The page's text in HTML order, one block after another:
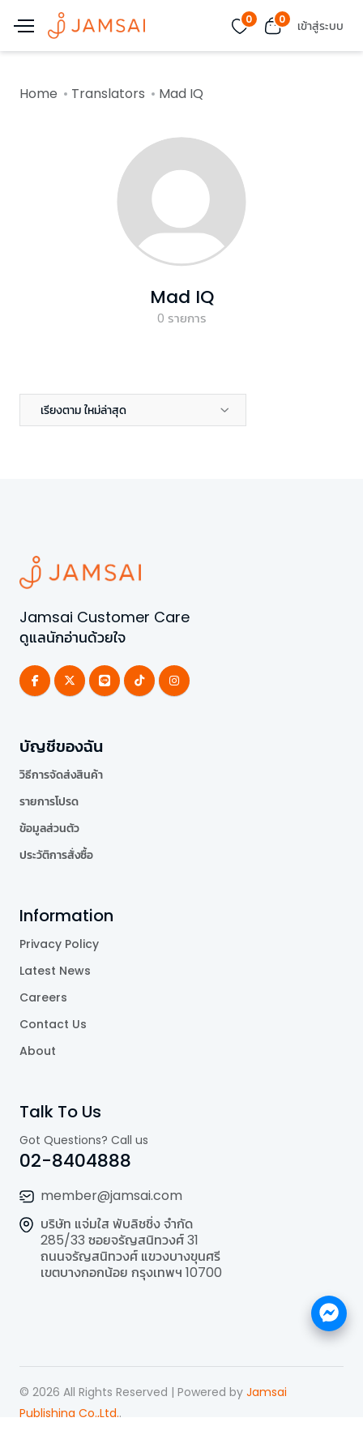
0 0 เข้าสู่ระบบ
Home Translators Mad IQ
Mad IQ
0 รายการ
เรียงตาม ใหม่ล่าสุด
Jamsai Customer Care
ดูแลนักอ่านด้วยใจ
บัญชีของฉัน
วิธีการจัดส่งสินค้า
รายการโปรด
ข้อมูลส่วนตัว
ประวัติการสั่งซื้อ
Information
Privacy Policy
Latest News
Careers
Contact Us
About
Talk To Us
Got Questions? Call us
02-8404888
member@jamsai.com
บริษัท แจ่มใส พับลิชชิ่ง จำกัด
285/33 ซอยจรัญสนิทวงศ์ 31
ถนนจรัญสนิทวงศ์ แขวงบางขุนศรี
เขตบางกอกน้อย กรุงเทพฯ 10700
© 2026 All Rights Reserved | Powered by Jamsai
Publishing Co.,Ltd..